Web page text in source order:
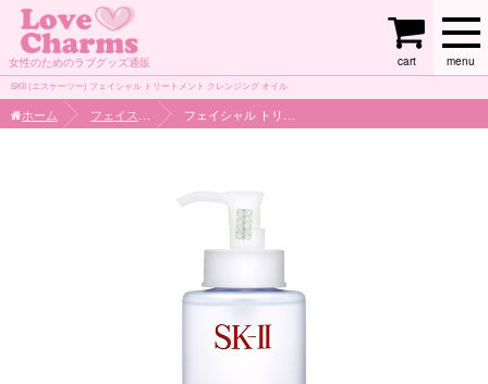
女性のためのラブグッズ通販 menu
cart
SKII (エスケーツー) フェイシャル トリートメント クレンジング オイル
ホーム